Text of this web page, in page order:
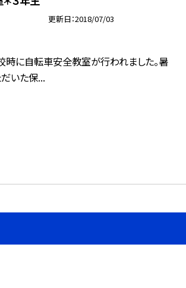
更新日 2018/07/03
校時に自転車安全教室が行われました。暑
いた保...